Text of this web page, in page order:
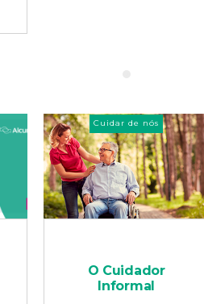
Cuidar de nós
O Cuidador
Informal